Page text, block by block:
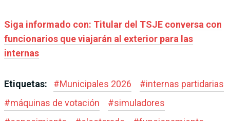
Siga informado con: Titular del TSJE conversa con
funcionarios que viajarán al exterior para las
internas
Etiquetas: #Municipales 2026 #internas partidarias
#máquinas de votación #simuladores